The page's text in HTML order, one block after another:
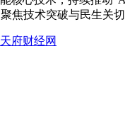
技术突破与民生关
天府财经网